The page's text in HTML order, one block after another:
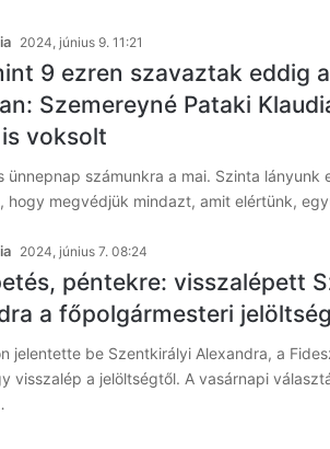
2024, június 9. 11:21
9 ezren szavaztak eddig
Szemereyné Pataki
voksolt
ünnepnap számunkra a mai. Szinta lányunk
hogy megvédjük mindazt, amit elértünk,
2024, június 7. 08:24
péntekre: visszalépett
a főpolgármesteri
jelentette be Szentkirályi Alexandra, a
visszalép a jelöltségtől. A vasárnapi